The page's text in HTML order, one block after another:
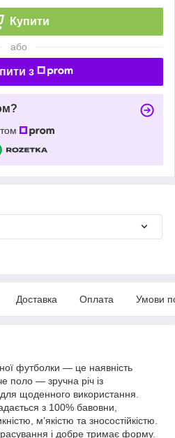
Купити
або
з
Доставка Оплата Умови
футболки — це наявність
поло — зручна річ із
щоденного використання.
з 100% бавовни,
м’якістю та зносостійкістю.
і добре тримає форму.